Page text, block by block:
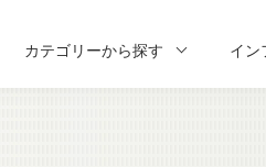
カテゴリーから探す イン